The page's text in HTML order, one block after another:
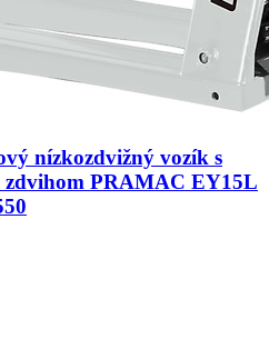
nízkozdvižný vozík s
zdvihom PRAMAC EY15L